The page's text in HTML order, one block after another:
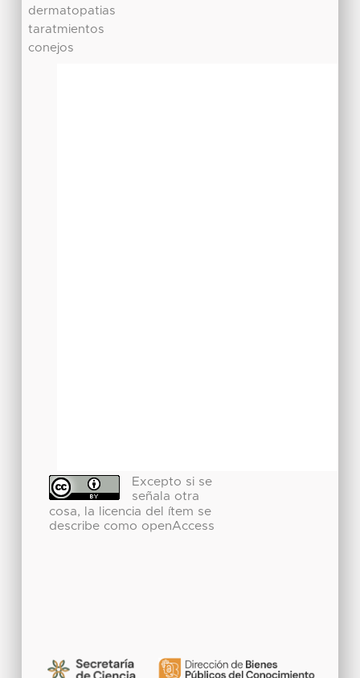
dermatopatias
taratmientos
conejos
Excepto si se
señala otra
cosa, la licencia del ítem se
describe como openAccess